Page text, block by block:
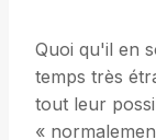
Quoi qu'il en
temps très
tout leur
«